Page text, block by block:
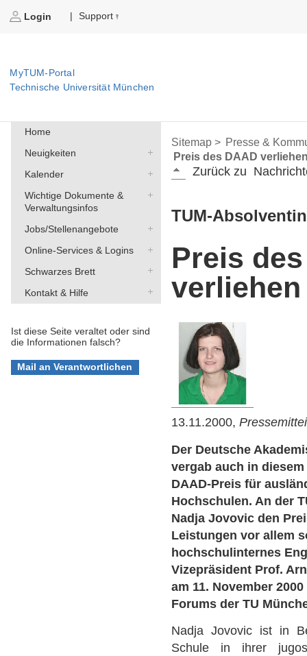
Login | Support
MyTUM-Portal
Technische Universität München
Home
Neuigkeiten
Kalender
Wichtige Dokumente &
Verwaltungsinfos
Jobs/Stellenangebote
Online-Services & Logins
Schwarzes Brett
Kontakt & Hilfe
Ist diese Seite veraltet oder sind
die Informationen falsch?
Sitemap > Presse &
Preis des DAAD
Zurück zu
TUM-
Preis
verliehen
13.11.2000,
Der Deutsche
vergab auch in
DAAD-Preis für
Hochschulen. An der
Nadja Jovovic den
Leistungen vor allem
hochschulinternes
Vizepräsident Prof.
am 11. November
Forums der TU
Nadja Jovovic ist in
Schule in ihrer